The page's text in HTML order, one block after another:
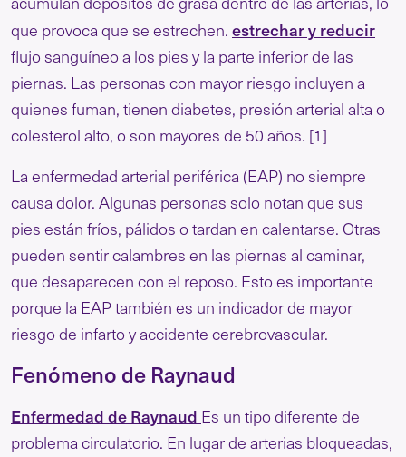
que provoca que se estrechen. estrechar y reducir
flujo sanguíneo a los pies y la parte inferior de las
piernas. Las personas con mayor riesgo incluyen a
quienes fuman, tienen diabetes, presión arterial alta o
colesterol alto, o son mayores de 50 años. [1]
La enfermedad arterial periférica (EAP) no siempre
causa dolor. Algunas personas solo notan que sus
pies están fríos, pálidos o tardan en calentarse. Otras
pueden sentir calambres en las piernas al caminar,
que desaparecen con el reposo. Esto es importante
porque la EAP también es un indicador de mayor
riesgo de infarto y accidente cerebrovascular.
Fenómeno de Raynaud
Enfermedad de Raynaud Es un tipo diferente de
problema circulatorio. En lugar de arterias bloqueadas,